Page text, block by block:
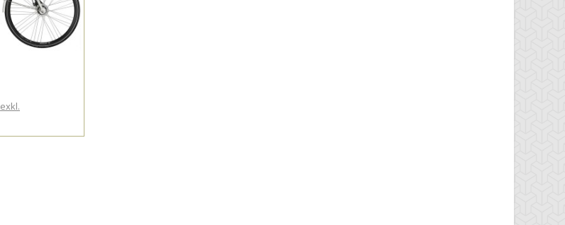
exkl.